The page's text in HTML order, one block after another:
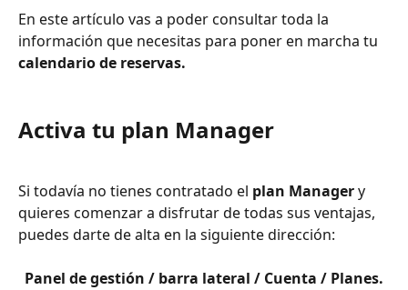
En este artículo vas a poder consultar toda la
información que necesitas para poner en marcha tu
calendario de reservas.
Activa tu plan Manager
Si todavía no tienes contratado el plan Manager y
quieres comenzar a disfrutar de todas sus ventajas,
puedes darte de alta en la siguiente dirección:
Panel de gestión / barra lateral / Cuenta / Planes.